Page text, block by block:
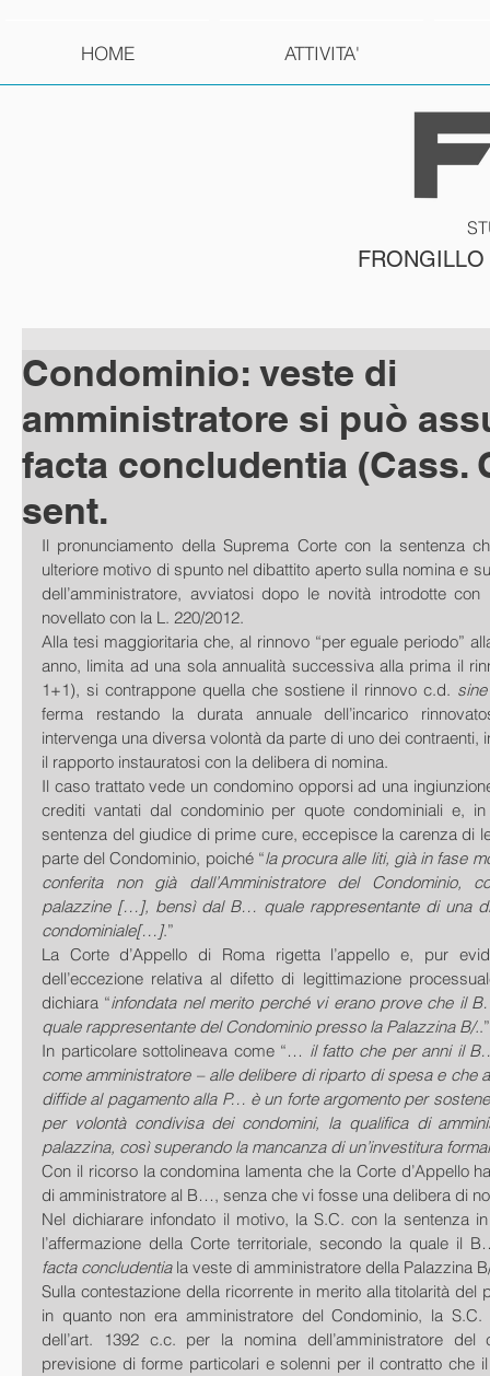
HOME ATTIVITA'
Condominio: veste di
amministratore si può
facta concludentia (Cass.
sent.
Il pronunciamento della Suprema Corte con la sentenza
ulteriore motivo di spunto nel dibattito aperto sulla nomina e
dell’amministratore, avviatosi dopo le novità introdotte
novellato con la L. 220/2012.
Alla tesi maggioritaria che, al rinnovo “per eguale periodo”
anno, limita ad una sola annualità successiva alla prima il
1+1), si contrappone quella che sostiene il rinnovo c.d.
ferma restando la durata annuale dell’incarico
intervenga una diversa volontà da parte di uno dei contraenti,
il rapporto instauratosi con la delibera di nomina.
Il caso trattato vede un condomino opporsi ad una
crediti vantati dal condominio per quote condominiali e,
sentenza del giudice di prime cure, eccepisce la carenza di
parte del Condominio, poiché “la procura alle liti, già in fase
conferita non già dall’Amministratore del Condominio,
palazzine […], bensì dal B… quale rappresentante di una di
condominiale[…].”
La Corte d’Appello di Roma rigetta l’appello e, pur
dell’eccezione relativa al difetto di legittimazione
dichiara “infondata nel merito perché vi erano prove che il
quale rappresentante del Condominio presso la Palazzina B/.
In particolare sottolineava come “… il fatto che per anni il
come amministratore – alle delibere di riparto di spesa e che
diffide al pagamento alla P… è un forte argomento per
per volontà condivisa dei condomini, la qualifica di
palazzina, così superando la mancanza di un’investitura
Con il ricorso la condomina lamenta che la Corte d’Appello
di amministratore al B…, senza che vi fosse una delibera di
Nel dichiarare infondato il motivo, la S.C. con la sentenza
facta concludentia la veste di amministratore della Palazzina
Sulla contestazione della ricorrente in merito alla titolarità del
in quanto non era amministratore del Condominio, la S.C.
dell’art. 1392 c.c. per la nomina dell’amministratore del
previsione di forme particolari e solenni per il contratto che